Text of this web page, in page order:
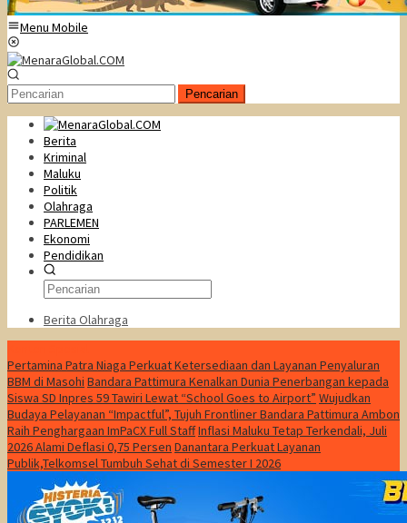
Menu Mobile
Pencarian
Berita
Kriminal
Maluku
Politik
Olahraga
PARLEMEN
Ekonomi
Pendidikan
Berita Olahraga
Pertamina Patra Niaga Perkuat Ketersediaan dan Layanan Penyaluran
BBM di Masohi Bandara Pattimura Kenalkan Dunia Penerbangan kepada
Siswa SD Inpres 59 Tawiri Lewat “School Goes to Airport” Wujudkan
Budaya Pelayanan “Impactful”, Tujuh Frontliner Bandara Pattimura Ambon
Raih Penghargaan ImPaCX Full StaffInflasi Maluku Tetap Terkendali, Juli
2026 Alami Deflasi 0,75 Persen Danantara Perkuat Layanan
Publik,Telkomsel Tumbuh Sehat di Semester I 2026